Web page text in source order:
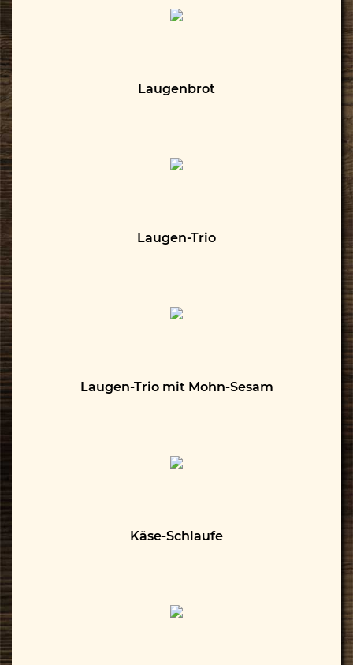
Laugenbrot
Laugen-Trio
Laugen-Trio mit Mohn-Sesam
Käse-Schlaufe